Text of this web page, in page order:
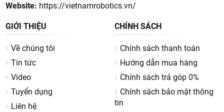
Website: https://vietnamrobotics.vn/
GIỚI THIỆU
Về chúng tôi
Tin tức
Video
Tuyển dụng
Liên hệ
CHÍNH SÁCH
Chính sách thanh toán
Hướng dẫn mua hàng
Chính sách trả góp 0%
Chính sách bảo mật thông
tin